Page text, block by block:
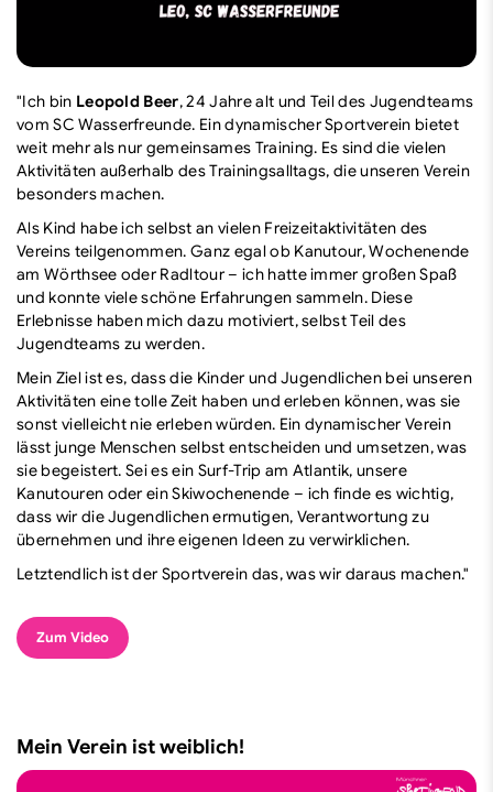
"Ich bin Leopold Beer, 24 Jahre alt und Teil des Jugendteams
vom SC Wasserfreunde. Ein dynamischer Sportverein bietet
weit mehr als nur gemeinsames Training. Es sind die vielen
Aktivitäten außerhalb des Trainingsalltags, die unseren Verein
besonders machen.
Als Kind habe ich selbst an vielen Freizeitaktivitäten des
Vereins teilgenommen. Ganz egal ob Kanutour, Wochenende
am Wörthsee oder Radltour – ich hatte immer großen Spaß
und konnte viele schöne Erfahrungen sammeln. Diese
Erlebnisse haben mich dazu motiviert, selbst Teil des
Jugendteams zu werden.
Mein Ziel ist es, dass die Kinder und Jugendlichen bei unseren
Aktivitäten eine tolle Zeit haben und erleben können, was sie
sonst vielleicht nie erleben würden. Ein dynamischer Verein
lässt junge Menschen selbst entscheiden und umsetzen, was
sie begeistert. Sei es ein Surf-Trip am Atlantik, unsere
Kanutouren oder ein Skiwochenende – ich finde es wichtig,
dass wir die Jugendlichen ermutigen, Verantwortung zu
übernehmen und ihre eigenen Ideen zu verwirklichen.
Letztendlich ist der Sportverein das, was wir daraus machen."
Zum Video
Mein Verein ist weiblich!